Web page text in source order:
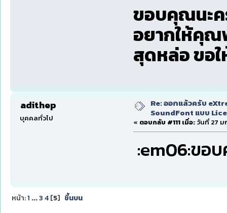
ขอบคุณนะค
อยากให้คุ
สุดหล่อ ขอ
adithep
บุคคลทั่วไป
Re: ออกแล้วครับ
SoundFont แบบ
« ตอบกลับ #111 เมื่อ: วันที่ 27 ม
:em06:ขอ
หน้า:1 ...3 4[5] ขึ้นบน